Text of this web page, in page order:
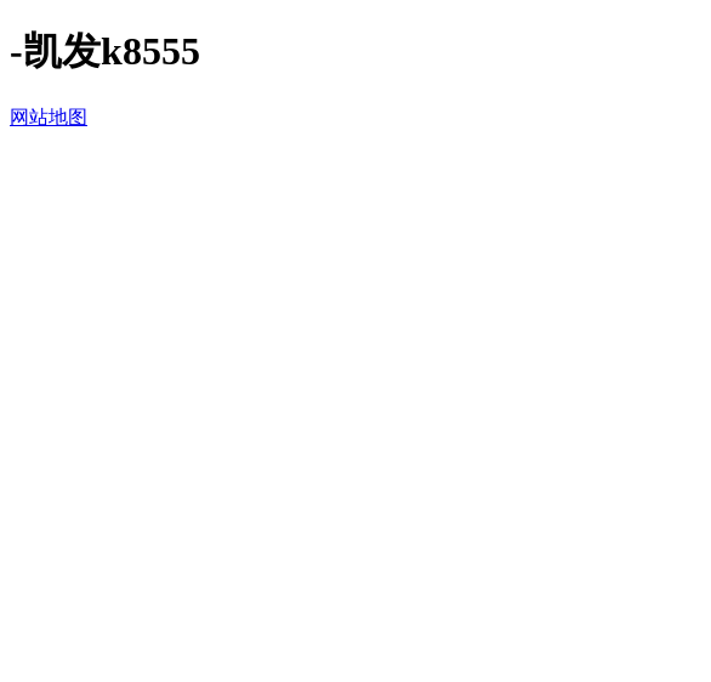
-凯发k8555
网站地图